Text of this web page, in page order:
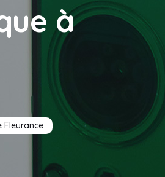
à
Fleurance